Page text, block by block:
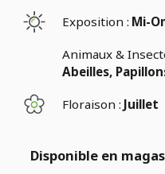
Exposition : Mi-
Animaux &
Abeilles,
Floraison : Juillet
Disponible en